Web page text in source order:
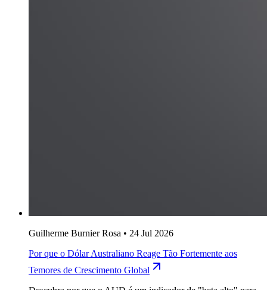
Guilherme Burnier Rosa • 24 Jul 2026
Por que o Dólar Australiano Reage Tão Fortemente aos
Temores de Crescimento Global